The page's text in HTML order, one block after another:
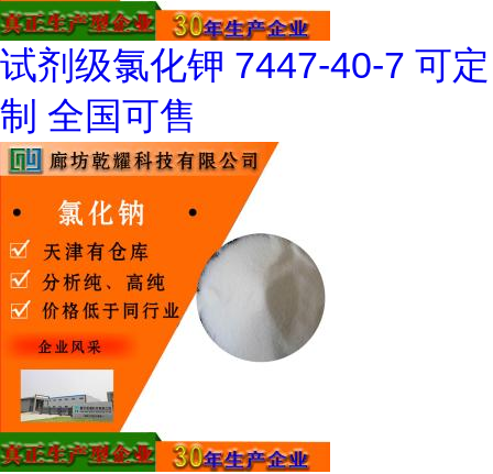
试剂级氯化钾 7447-40-7 可定
制 全国可售